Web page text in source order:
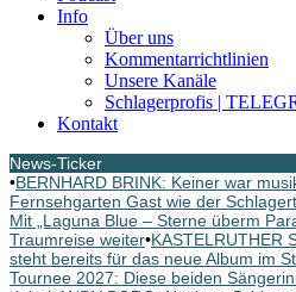
Info
Über uns
Kommentarrichtlinien
Unsere Kanäle
Schlagerprofis |
Kontakt
News-Ticker
•BERNHARD BRINK: Keiner war
Fernsehgarten Gast wie der
Mit „Laguna Blue – Sterne überm
Traumreise weiter•KASTELRUTHER
steht bereits für das neue Album im
Tournee 2027: Diese beiden